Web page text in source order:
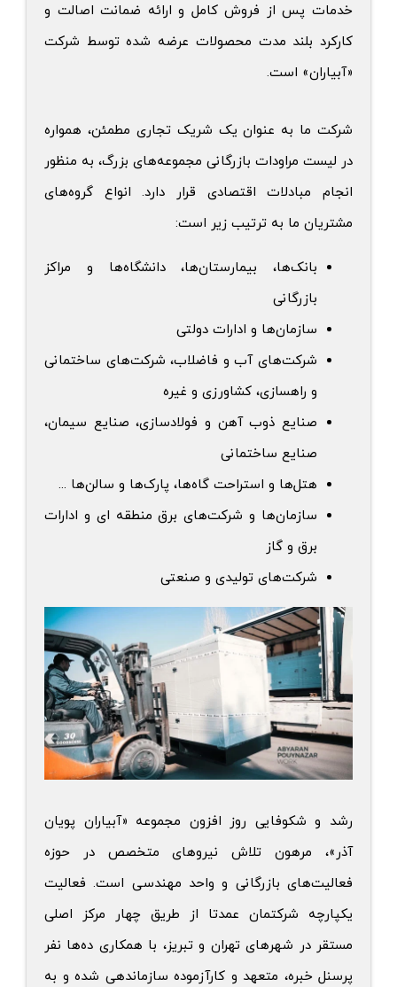
خدمات پس از فروش کامل و ارائه ضمانت اصالت و
کارکرد بلند مدت محصولات عرضه شده توسط شرکت
«آبیاران» است.
شرکت ما به عنوان یک شریک تجاری مطمئن، همواره
در لیست مراودات بازرگانی مجموعه‌های بزرگ، به منظور
انجام مبادلات اقتصادی قرار دارد. انواع گروه‌های
مشتریان ما به ترتیب زیر است:
بانک‌ها، بیمارستان‌ها، دانشگاه‌ها و مراکز
بازرگانی
سازمان‌ها و ادارات دولتی
شرکت‌های آب و فاضلاب، شرکت‌های ساختمانی
و راهسازی، کشاورزی و غیره
صنایع ذوب آهن و فولادسازی، صنایع سیمان،
صنایع ساختمانی
هتل‌ها و استراحت گاه‌ها، پارک‌ها و سالن‌ها ...
سازمان‌ها و شرکت‌های برق منطقه ای و ادارات
برق و گاز
شرکت‌های تولیدی و صنعتی
رشد و شکوفایی روز افزون مجموعه «آبیاران پویان
آذر»، مرهون تلاش‌ نیروهای متخصص در حوزه
فعالیت‌های بازرگانی و واحد مهندسی است. فعالیت
یکپارچه شرکتمان عمدتا از طریق چهار مرکز اصلی
مستقر در شهر‌های تهران و تبریز، با همکاری ده‌ها نفر
پرسنل خبره، متعهد و کارآزموده سازماندهی شده و به‌